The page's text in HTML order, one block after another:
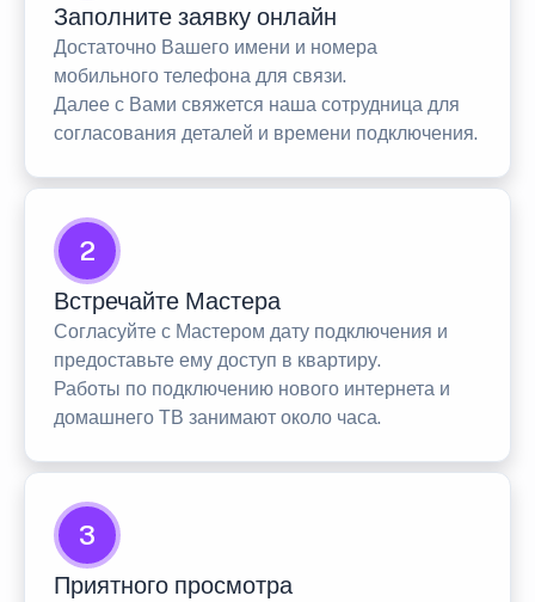
Заполните заявку онлайн
Достаточно Вашего имени и номера
мобильного телефона для связи.
Далее с Вами свяжется наша сотрудница для
согласования деталей и времени подключения.
2
Встречайте Мастера
Согласуйте с Мастером дату подключения и
предоставьте ему доступ в квартиру.
Работы по подключению нового интернета и
домашнего ТВ занимают около часа.
3
Приятного просмотра